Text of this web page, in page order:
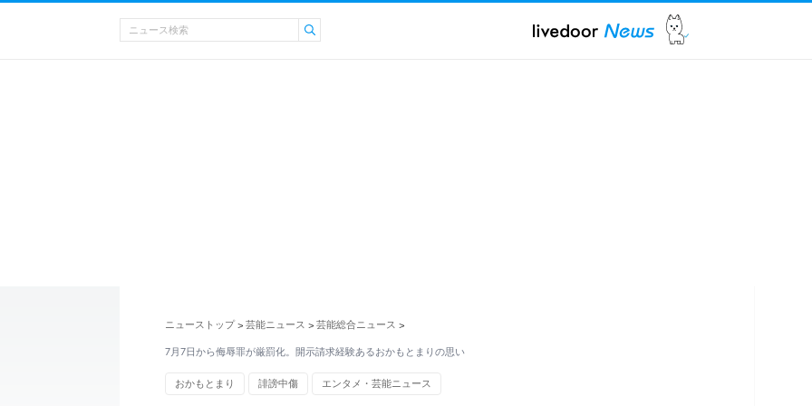
ニューストップ > 芸能ニュース > 芸能総合ニュース >
7月7日から侮辱罪が厳罰化。開示請求経験あるおかもとまりの思い
おかもとまり 誹謗中傷 エンタメ・芸能ニュース